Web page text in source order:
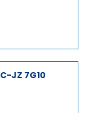
JZ 7G10